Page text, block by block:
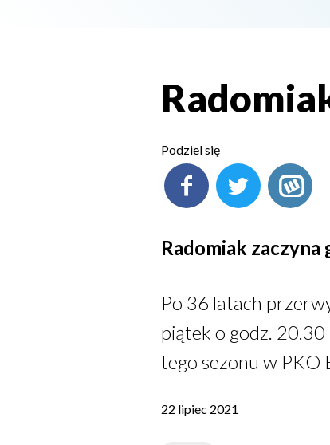
Podziel się
Radomiak
Po 36 latach
piątek o godz. 20.30
tego sezonu w PKO
22 lipiec 2021